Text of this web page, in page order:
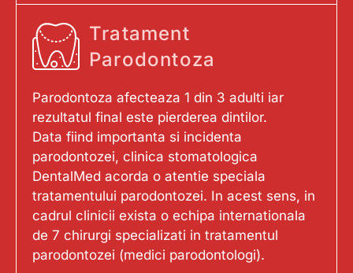
Tratament
Parodontoza
Parodontoza afecteaza 1 din 3 adulti iar
rezultatul final este pierderea dintilor.
Data fiind importanta si incidenta
parodontozei, clinica stomatologica
DentalMed acorda o atentie speciala
tratamentului parodontozei. In acest sens, in
cadrul clinicii exista o echipa internationala
de 7 chirurgi specializati in tratamentul
parodontozei (medici parodontologi).